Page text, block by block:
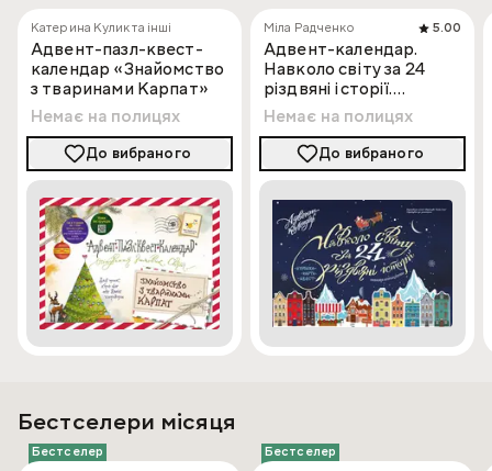
Катерина Кулик та інші
Адвент-пазл-квест-
календар «Знайомство
з тваринами Карпат»
Немає на полицях
До вибраного
Міла Радченко 5.00
Адвент-календар.
Навколо світу за 24
різдвяні історії.
Книжка-карта-квест
Немає на полицях
До вибраного
Бестселери місяця
Бестселер
Бестселер